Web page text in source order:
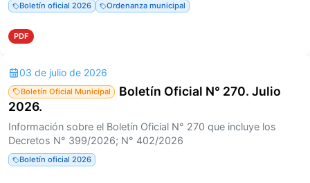
Boletín oficial 2026 Ordenanza municipal
PDF
03 de julio de 2026
Boletín Oficial Municipal
Boletín Oficial N° 270. Julio
2026.
Información sobre el Boletín Oficial N° 270 que incluye los
Decretos N° 399/2026; N° 402/2026
Boletín oficial 2026